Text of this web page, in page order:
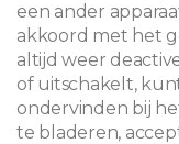
een ander
akkoord met het
altijd weer
of uitschakelt,
ondervinden bij
te bladeren,